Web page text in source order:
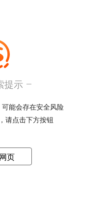
提示
能会存在安全风险
请点击下方按钮
页